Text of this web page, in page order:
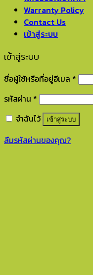
Warranty Policy
Contact Us
เข้าสู่ระบบ
เข้าสู่ระบบ
ชื่อผู้ใช้หรือที่อยู่อีเมล *
รหัสผ่าน *
จำฉันไว้
เข้าสู่ระบบ
ลืมรหัสผ่านของคุณ?